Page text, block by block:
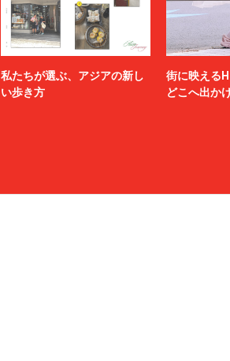
私たちが選ぶ、アジアの新し
い歩き方
街に映える
どこへ出か